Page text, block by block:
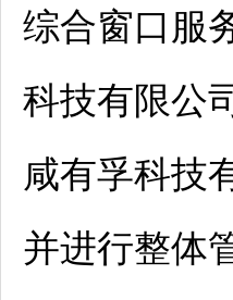
综合窗口服
科技有限公
咸有孚科技
并进行整体